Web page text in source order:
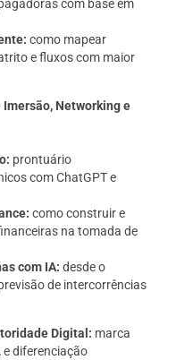
com base em
como mapear
e fluxos com maior
Networking e
prontuário
com ChatGPT e
como construir e
na tomada de
com IA: desde o
de intercorrências
Digital: marca
e diferenciação